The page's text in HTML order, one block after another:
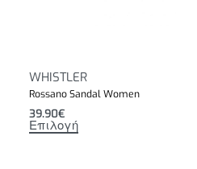
WHISTLER
Rossano Sandal Women
39.90€
Επιλογή